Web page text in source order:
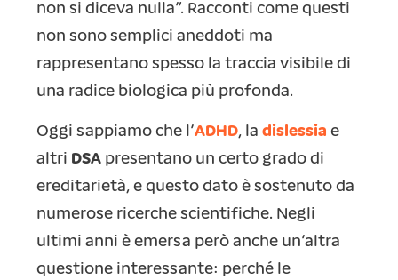
non si diceva nulla”. Racconti come questi
non sono semplici aneddoti ma
rappresentano spesso la traccia visibile di
una radice biologica più profonda.
Oggi sappiamo che l’ADHD, la dislessia e
altri DSA presentano un certo grado di
ereditarietà, e questo dato è sostenuto da
numerose ricerche scientifiche. Negli
ultimi anni è emersa però anche un’altra
questione interessante: perché le